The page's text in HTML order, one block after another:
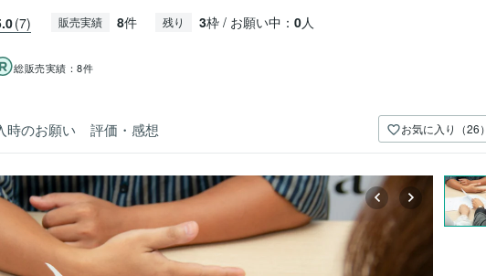
(7) 販売実績 8件 残り 3枠 / お願い中： 0人
総販売実績：8件
時のお願い 評価・感想 お気に入り（26）